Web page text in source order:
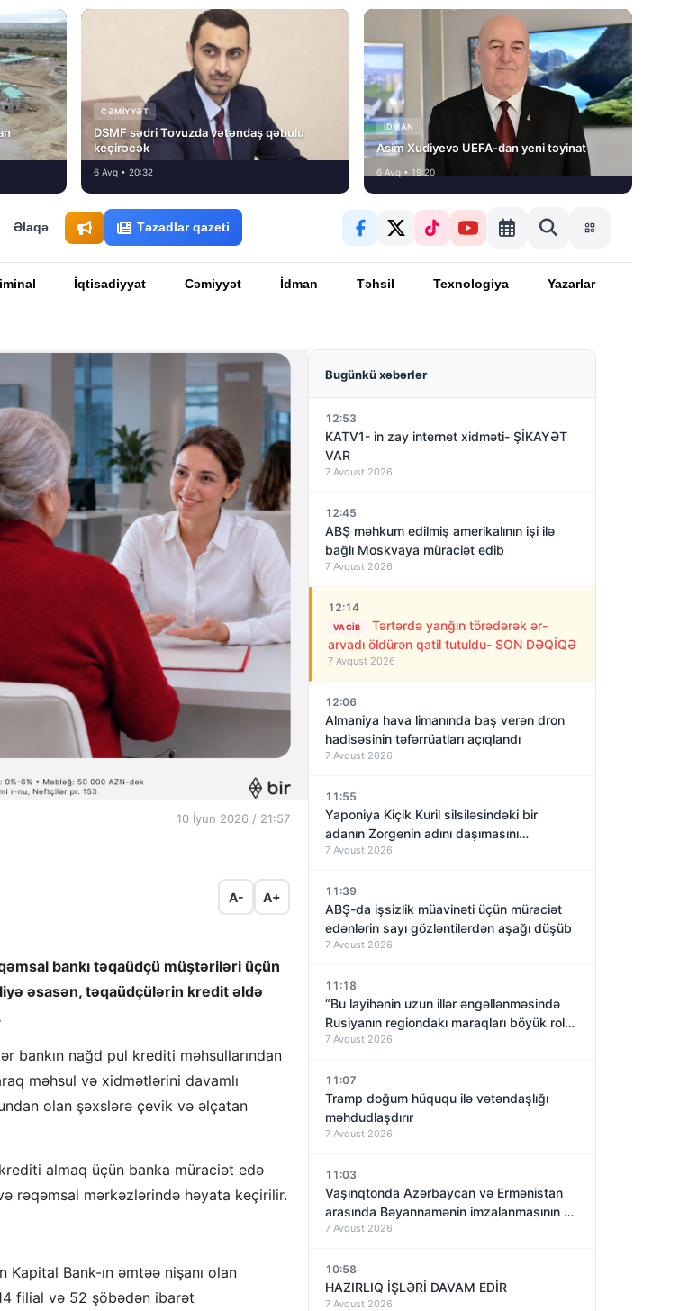
CƏMIYYƏT
DSMF sədri Tovuzda vətəndaş qəbulu
keçirəcək
6 Avq • 20:32
İDMAN
Asim Xudiyevə UEFA-dan yeni təyinat
6 Avq • 19:20
Əlaqə Təzadlar qazeti
İqtisadiyyat Cəmiyyət İdman Təhsil Texnologiya Yazarlar
10 İyun 2026 / 21:57
A- A+
bankı təqaüdçü müştəriləri üçün
əsasən, təqaüdçülərin kredit əldə
bankın nağd pul krediti məhsullarından
məhsul və xidmətlərini davamlı
olan şəxslərə çevik və əlçatan
almaq üçün banka müraciət edə
rəqəmsal mərkəzlərində həyata keçirilir.
Bank-ın əmtəə nişanı olan
filial və 52 şöbədən ibarət
Bugünkü xəbərlər
12:53
KATV1- in zay internet xidməti- ŞİKAYƏT
VAR
7 Avqust 2026
12:45
ABŞ məhkum edilmiş amerikalının işi ilə
bağlı Moskvaya müraciət edib
7 Avqust 2026
12:14
VACIB
Tərtərdə yanğın törədərək ər-
arvadı öldürən qatil tutuldu- SON DƏQİQƏ
7 Avqust 2026
12:06
Almaniya hava limanında baş verən dron
hadisəsinin təfərrüatları açıqlandı
7 Avqust 2026
11:55
Yaponiya Kiçik Kuril silsiləsindəki bir
adanın Zorgenin adını daşımasını
araşdıracaq
7 Avqust 2026
11:39
ABŞ-da işsizlik müavinəti üçün müraciət
edənlərin sayı gözləntilərdən aşağı düşüb
7 Avqust 2026
11:18
“Bu layihənin uzun illər əngəllənməsində
Rusiyanın regiondakı maraqları böyük rol
oynayıb”
7 Avqust 2026
11:07
Tramp doğum hüququ ilə vətəndaşlığı
məhdudlaşdırır
7 Avqust 2026
11:03
Vaşinqtonda Azərbaycan və Ermənistan
arasında Bəyannamənin imzalanmasının bir
ili olacaq – nəyə nail olundu?
7 Avqust 2026
10:58
HAZIRLIQ İŞLƏRİ DAVAM EDİR
7 Avqust 2026